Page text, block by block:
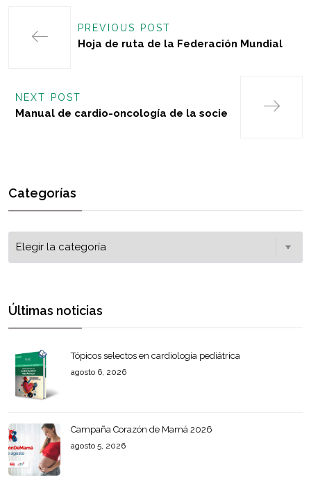
PREVIOUS POST
Hoja de ruta de la Federación Mundial
NEXT POST
Manual de cardio-oncología de la socie
Categorías
Últimas noticias
Tópicos selectos en cardiología pediátrica
agosto 6, 2026
Campaña Corazón de Mamá 2026
agosto 5, 2026